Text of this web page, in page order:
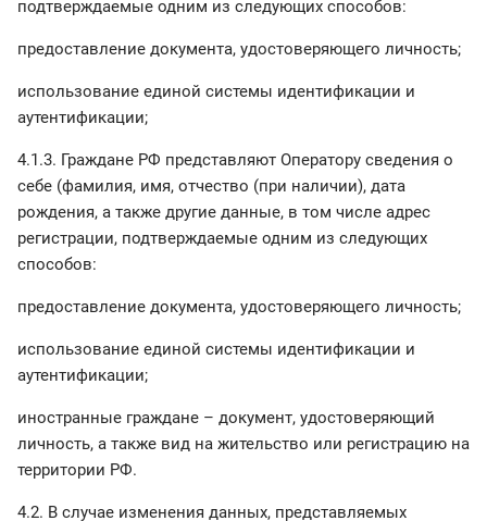
подтверждаемые одним из следующих способов:
предоставление документа, удостоверяющего личность;
использование единой системы идентификации и
аутентификации;
4.1.3. Граждане РФ представляют Оператору сведения о
себе (фамилия, имя, отчество (при наличии), дата
рождения, а также другие данные, в том числе адрес
регистрации, подтверждаемые одним из следующих
способов:
предоставление документа, удостоверяющего личность;
использование единой системы идентификации и
аутентификации;
иностранные граждане – документ, удостоверяющий
личность, а также вид на жительство или регистрацию на
территории РФ.
4.2. В случае изменения данных, представляемых